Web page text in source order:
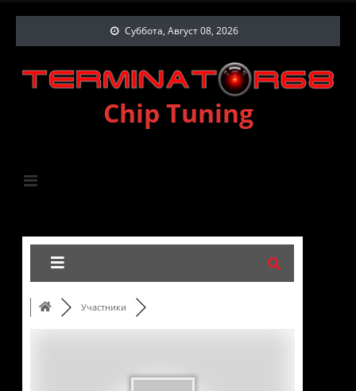
Суббота, Август 08, 2026
Chip Tuning
Участники